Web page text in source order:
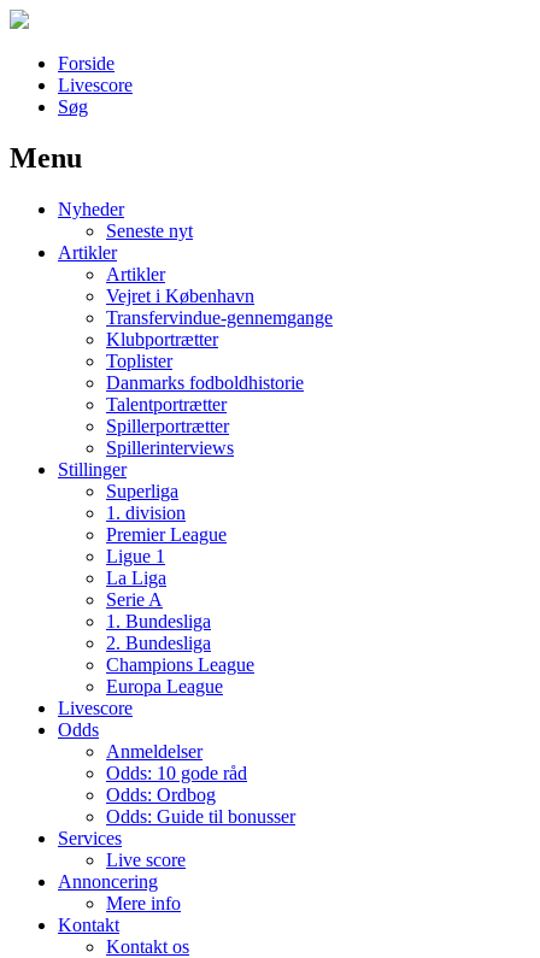
Forside
Livescore
Søg
Наши партнеры
лучшие займы
Menu
Nyheder
Seneste nyt
Artikler
Artikler
Vejret i København
Transfervindue-gennemgange
Klubportrætter
Toplister
Danmarks fodboldhistorie
Talentportrætter
Spillerportrætter
Spillerinterviews
Stillinger
Superliga
1. division
Premier League
Ligue 1
La Liga
Serie A
1. Bundesliga
2. Bundesliga
Champions League
Europa League
Livescore
Odds
Anmeldelser
Odds: 10 gode råd
Odds: Ordbog
Odds: Guide til bonusser
Services
Live score
Annoncering
Mere info
Kontakt
Kontakt os